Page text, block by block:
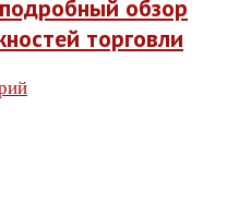
обзор
торговли